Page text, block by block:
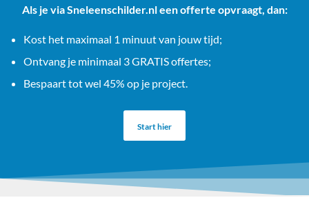
Als je via Sneleenschilder.nl een offerte opvraagt, dan:
Kost het maximaal 1 minuut van jouw tijd;
Ontvang je minimaal 3 GRATIS offertes;
Bespaart tot wel 45% op je project.
Start hier